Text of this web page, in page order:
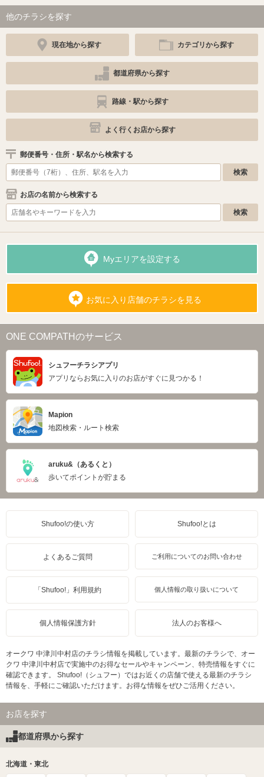
他のチラシを探す
現在地から探す カテゴリから探す
都道府県から探す
路線・駅から探す
よく行くお店から探す
郵便番号・住所・駅名から検索する
お店の名前から検索する
Myエリアを設定する
お気に入り店舗のチラシを見る
ONE COMPATHのサービス
シュフーチラシアプリ
アプリならお気に入りのお店がすぐに見つかる！
Mapion
地図検索・ルート検索
aruku&（あるくと）
歩いてポイントが貯まる
Shufoo!の使い方 Shufoo!とは
よくあるご質問 ご利用についてのお問い合わせ
「Shufoo!」利用規約 個人情報の取り扱いについて
個人情報保護方針 法人のお客様へ
オークワ 中津川中村店のチラシ情報を掲載しています。最新のチラシで、オー
クワ 中津川中村店で実施中のお得なセールやキャンペーン、特売情報をすぐに
確認できます。 Shufoo!（シュフー）ではお近くの店舗で使える最新のチラシ
情報を、手軽にご確認いただけます。お得な情報をぜひご活用ください。
お店を探す
都道府県から探す
北海道・東北